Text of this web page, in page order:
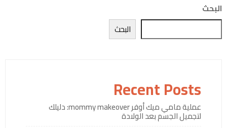
البحث
البحث
Recent Posts
عملية مامي ميك أوفر mommy makeover: دليلك
لتجميل الجسم بعد الولادة